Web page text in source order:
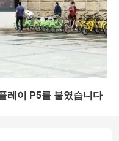
레이 P5를 붙였습니다